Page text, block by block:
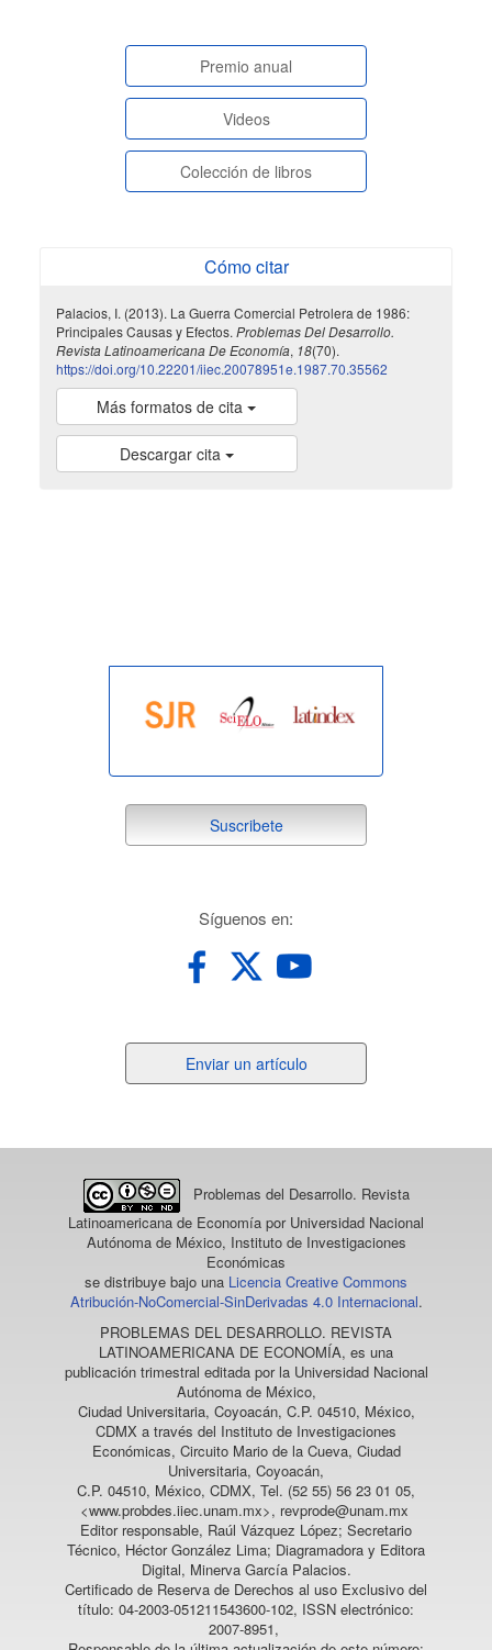
paginasespeciales
Premio anual
Videos
Colección de libros
Cómo citar
Palacios, I. (2013). La Guerra Comercial Petrolera de 1986:
Principales Causas y Efectos. Problemas Del Desarrollo.
Revista Latinoamericana De Economía, 18(70).
https://doi.org/10.22201/iiec.20078951e.1987.70.35562
Más formatos de cita
Descargar cita
suscribete
Suscribete
Síguenos en:
un
Enviar un artículo
Problemas del Desarrollo. Revista
Latinoamericana de Economía por Universidad Nacional
Autónoma de México, Instituto de Investigaciones
Económicas
se distribuye bajo una Licencia Creative Commons
Atribución-NoComercial-SinDerivadas 4.0 Internacional.
PROBLEMAS DEL DESARROLLO. REVISTA
LATINOAMERICANA DE ECONOMÍA, es una
publicación trimestral editada por la Universidad Nacional
Autónoma de México,
Ciudad Universitaria, Coyoacán, C.P. 04510, México,
CDMX a través del Instituto de Investigaciones
Económicas, Circuito Mario de la Cueva, Ciudad
Universitaria, Coyoacán,
C.P. 04510, México, CDMX, Tel. (52 55) 56 23 01 05,
<www.probdes.iiec.unam.mx>, revprode@unam.mx
Editor responsable, Raúl Vázquez López; Secretario
Técnico, Héctor González Lima; Diagramadora y Editora
Digital, Minerva García Palacios.
Certificado de Reserva de Derechos al uso Exclusivo del
título: 04-2003-051211543600-102, ISSN electrónico:
2007-8951,